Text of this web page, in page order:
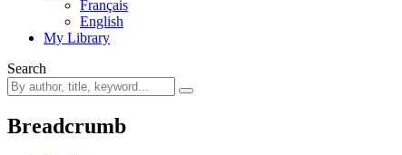
Français
English
My Library
Search
Breadcrumb